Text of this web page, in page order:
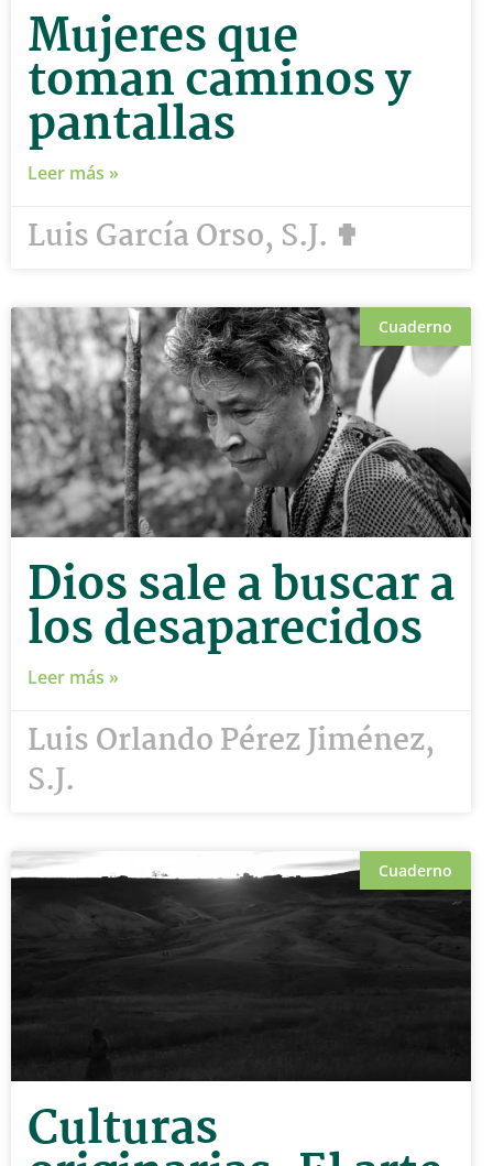
Mujeres que
toman caminos y
pantallas
Leer más »
Luis García Orso, S.J. ✟
Cuaderno
Dios sale a buscar a
los desaparecidos
Leer más »
Luis Orlando Pérez Jiménez,
S.J.
Cuaderno
Culturas